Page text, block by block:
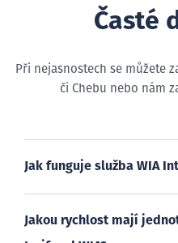
Časté
Při nejasnostech se můžete
či Chebu nebo nám
Jak funguje služba WIA
Jakou rychlost mají